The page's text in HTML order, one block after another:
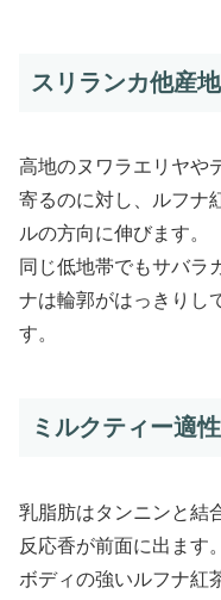
スリランカ他産
高地のヌワラエリヤや
寄るのに対し、ルフナ
ルの方向に伸びます。
同じ低地帯でもサバラ
ナは輪郭がはっきりし
す。
ミルクティー適
乳脂肪はタンニンと結
反応香が前面に出ます。
ボディの強いルフナ紅